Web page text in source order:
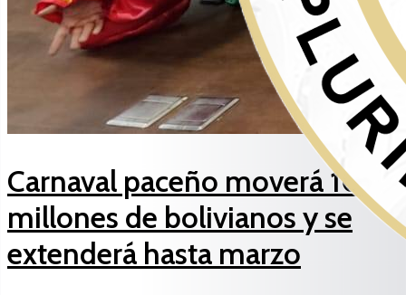
Carnaval paceño moverá 100
millones de bolivianos y se
extenderá hasta marzo